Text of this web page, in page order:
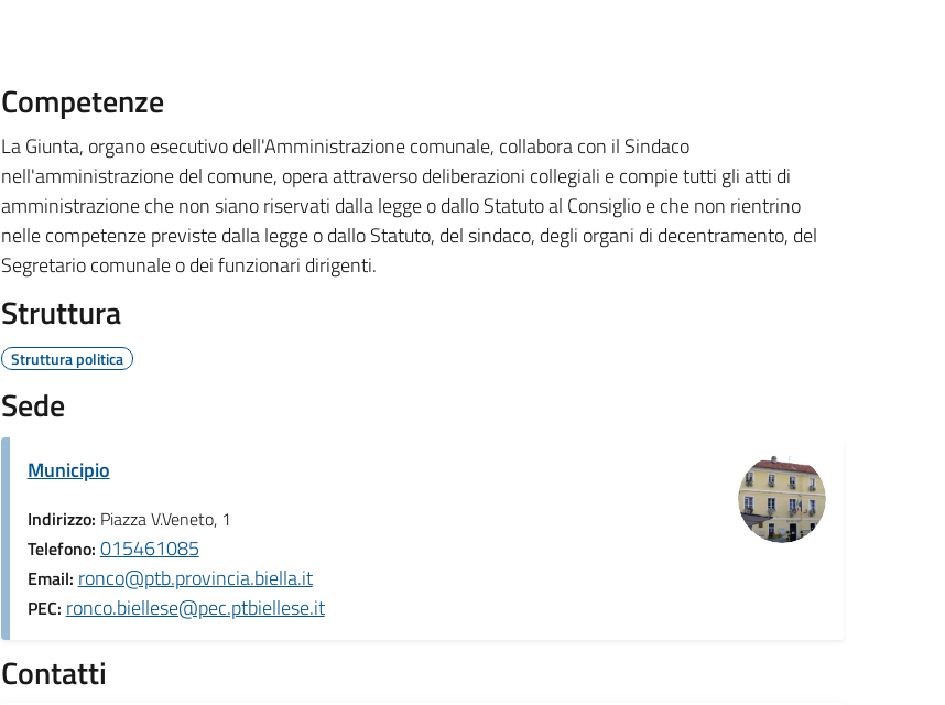
Competenze
La Giunta, organo esecutivo dell'Amministrazione comunale, collabora con il Sindaco
nell'amministrazione del comune, opera attraverso deliberazioni collegiali e compie tutti gli atti di
amministrazione che non siano riservati dalla legge o dallo Statuto al Consiglio e che non rientrino
nelle competenze previste dalla legge o dallo Statuto, del sindaco, degli organi di decentramento, del
Segretario comunale o dei funzionari dirigenti.
Struttura
Struttura politica
Sede
Municipio
Indirizzo: Piazza V.Veneto, 1
Telefono: 015461085
Email: ronco@ptb.provincia.biella.it
PEC: ronco.biellese@pec.ptbiellese.it
Contatti